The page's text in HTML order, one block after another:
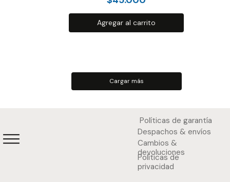
Agregar al carrito
Cargar más
Políticas de garantía
Despachos & envíos
Cambios &
devoluciones
Políticas de
privacidad